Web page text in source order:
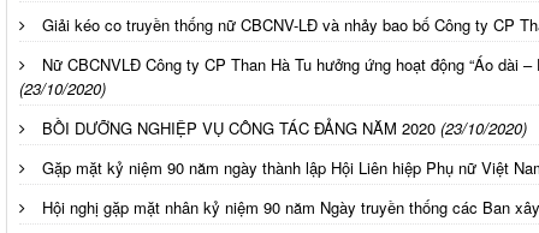
Giải kéo co truyền thống nữ CBCNV-LĐ và nhảy bao bố Công ty CP
Nữ CBCNVLĐ Công ty CP Than Hà Tu hưởng ứng hoạt động “Áo dài
(23/10/2020)
BỒI DƯỠNG NGHIỆP VỤ CÔNG TÁC ĐẢNG NĂM 2020 (23/10/2020)
Gặp mặt kỷ niệm 90 năm ngày thành lập Hội Liên hiệp Phụ nữ Việt
Hội nghị gặp mặt nhân kỷ niệm 90 năm Ngày truyền thống các Ban